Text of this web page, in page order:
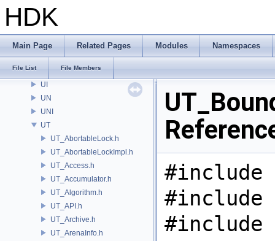
HDK
Main Page Related Pages Modules Namespaces
File List File Members
SYS
TIL
tools
UI
UN
UNI
UT
UT_AbortableLock.h
UT_AbortableLockImpl.h
UT_Access.h
UT_Accumulator.h
UT_Algorithm.h
UT_API.h
UT_Archive.h
UT_ArenaInfo.h
#include
#include
#include